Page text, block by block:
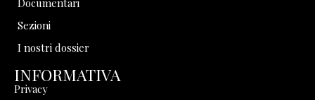
Sezioni
I nostri dossier
INFORMATIVA
Privacy